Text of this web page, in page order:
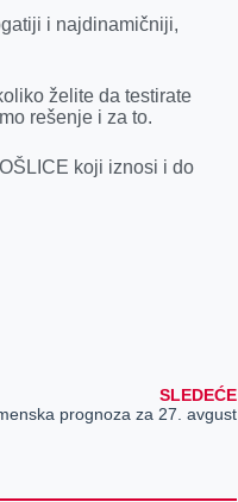
i najdinamičniji,
želite da testirate
rešenje i za to.
koji iznosi i do
SLEDEĆE
prognoza za 27. avgust